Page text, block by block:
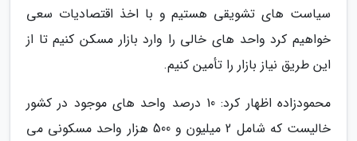
سیاست های تشویقی هستیم و با اخذ اقتصادیات سعی
خواهیم کرد واحد های خالی را وارد بازار مسکن کنیم تا از
این طریق نیاز بازار را تأمین کنیم.
محمودزاده اظهار کرد: 10 درصد واحد های موجود در کشور
خالیست که شامل 2 میلیون و 500 هزار واحد مسکونی می